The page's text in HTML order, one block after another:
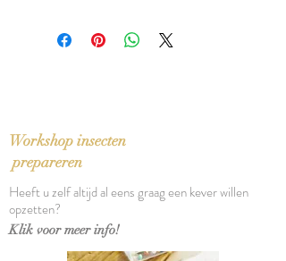
Stevig leerpapier, wasbaar op 30°.
Workshop insecten
prepareren
Heeft u zelf altijd al eens graag een kever willen
opzetten?
Klik voor meer info!